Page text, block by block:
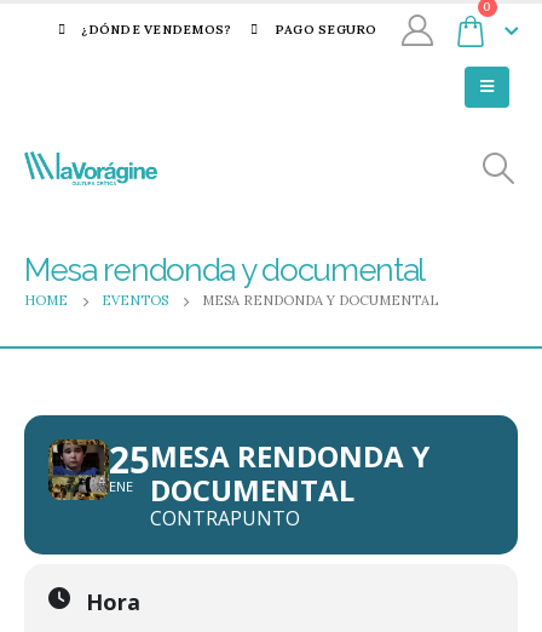
¿DÓNDE VENDEMOS? PAGO SEGURO
0
Mesa rendonda y documental
HOME EVENTOS MESA RENDONDA Y DOCUMENTAL
25
ENE
MESA RENDONDA Y
DOCUMENTAL
CONTRAPUNTO
Hora